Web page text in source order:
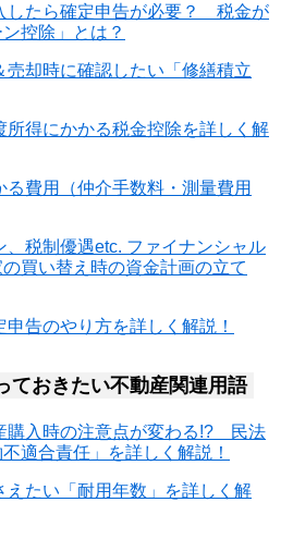
したら確定申告が必要？ 税金が
控除」とは？
売却時に確認したい「修繕積立
所得にかかる税金控除を詳しく解
費用（仲介手数料・測量費用
、税制優遇etc. ファイナンシャル
買い替え時の資金計画の立て
告のやり方を詳しく解説！
ておきたい不動産関連用語
購入時の注意点が変わる!? 民法
適合責任」を詳しく解説！
えたい「耐用年数」を詳しく解